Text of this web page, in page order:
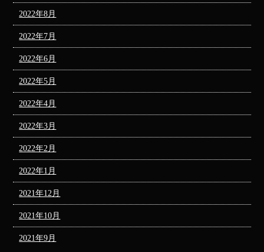
2022年8月
2022年7月
2022年6月
2022年5月
2022年4月
2022年3月
2022年2月
2022年1月
2021年12月
2021年10月
2021年9月